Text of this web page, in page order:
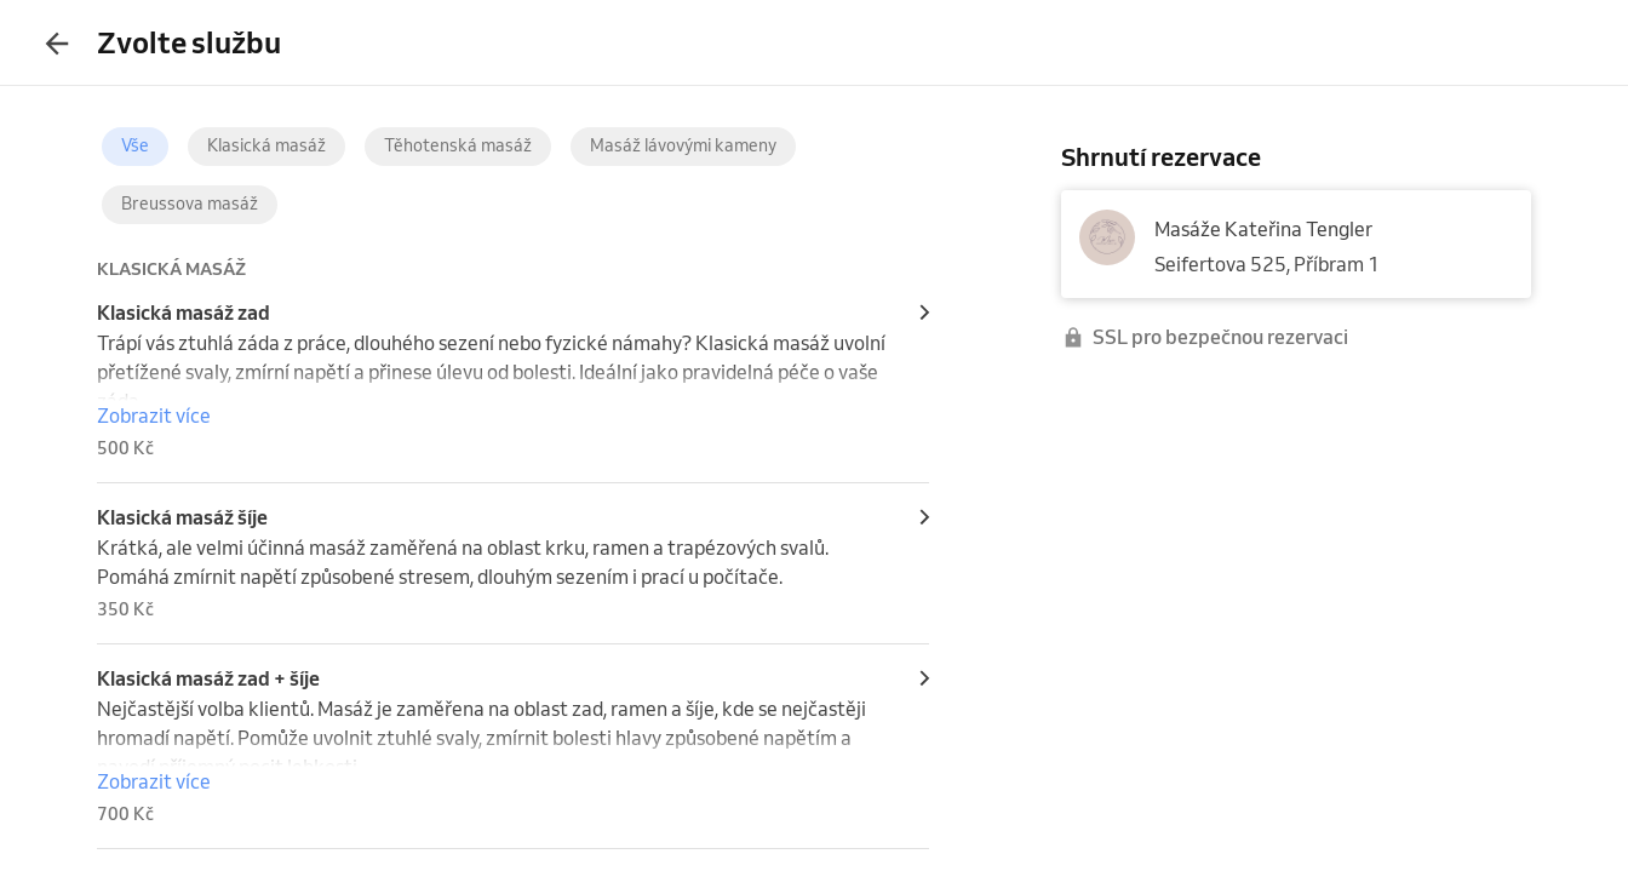
Zvolte službu
Vše Klasická masáž Těhotenská masáž Masáž lávovými kameny
Breussova masáž
KLASICKÁ MASÁŽ
Klasická masáž zad
Trápí vás ztuhlá záda z práce, dlouhého sezení nebo fyzické námahy? Klasická masáž uvolní
přetížené svaly, zmírní napětí a přinese úlevu od bolesti. Ideální jako pravidelná péče o vaše
záda.
Zobrazit více
500 Kč
Klasická masáž šíje
Krátká, ale velmi účinná masáž zaměřená na oblast krku, ramen a trapézových svalů.
Pomáhá zmírnit napětí způsobené stresem, dlouhým sezením i prací u počítače.
350 Kč
Klasická masáž zad + šíje
Nejčastější volba klientů. Masáž je zaměřena na oblast zad, ramen a šíje, kde se nejčastěji
hromadí napětí. Pomůže uvolnit ztuhlé svaly, zmírnit bolesti hlavy způsobené napětím a
navodí příjemný pocit lehkosti.
Zobrazit více
700 Kč
Shrnutí rezervace
Masáže Kateřina Tengler
Seifertova 525, Příbram 1
SSL pro bezpečnou rezervaci